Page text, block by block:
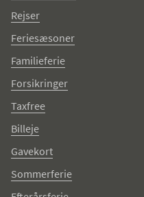
Rejser
Feriesæsoner
Familieferie
Forsikringer
Taxfree
Billeje
Gavekort
Sommerferie